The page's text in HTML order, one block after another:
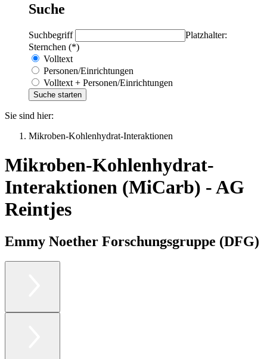
Suche
Suchbegriff
Platzhalter:
Sternchen (*)
Volltext
Personen/Einrichtungen
Volltext + Personen/Einrichtungen
Sie sind hier:
Mikroben-Kohlenhydrat-Interaktionen
Mikroben-Kohlenhydrat-
Interaktionen (MiCarb) - AG
Reintjes
Emmy Noether Forschungsgruppe (DFG)